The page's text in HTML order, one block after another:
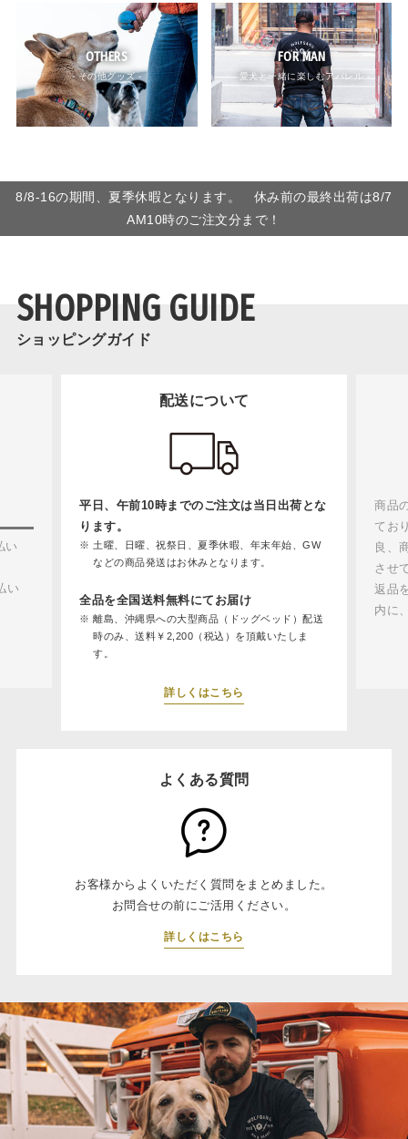
OTHERS
- その他グッズ -
FOR MAN
- 愛犬と一緒に楽しむアパレル -
8/8-16の期間、夏季休暇となります。 休み前の最終出荷は8/7
AM10時のご注文分まで！
SHOPPING GUIDE
ショッピングガイド
い
い
配送について
平日、午前10時までのご注文は当日出荷とな
ります。
土曜、日曜、祝祭日、夏季休暇、年末年始、GW
などの商品発送はお休みとなります。
全品を全国送料無料にてお届け
離島、沖縄県への大型商品（ドッグベッド）配送
時のみ、送料￥2,200（税込）を頂戴いたしま
す。
詳しくはこちら
商品
てお
良、
させ
返品
内に
よくある質問
お客様からよくいただく質問をまとめました。
お問合せの前にご活用ください。
詳しくはこちら